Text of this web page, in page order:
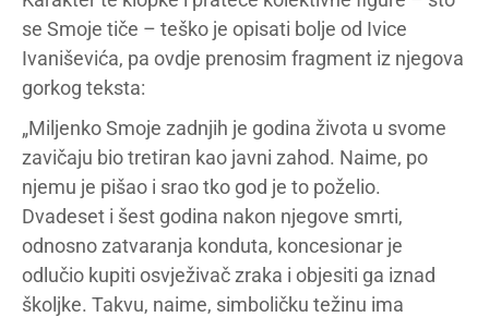
se Smoje tiče – teško je opisati bolje od Ivice
Ivaniševića, pa ovdje prenosim fragment iz njegova
gorkog teksta:
„Miljenko Smoje zadnjih je godina života u svome
zavičaju bio tretiran kao javni zahod. Naime, po
njemu je pišao i srao tko god je to poželio.
Dvadeset i šest godina nakon njegove smrti,
odnosno zatvaranja konduta, koncesionar je
odlučio kupiti osvježivač zraka i objesiti ga iznad
školjke. Takvu, naime, simboličku težinu ima